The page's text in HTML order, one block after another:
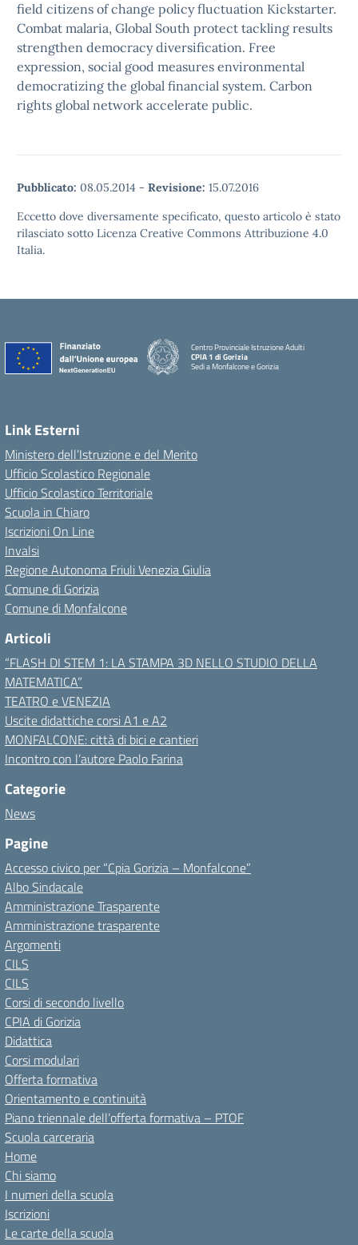
field citizens of change policy fluctuation Kickstarter.
Combat malaria, Global South protect tackling results
strengthen democracy diversification. Free
expression, social good measures environmental
democratizing the global financial system. Carbon
rights global network accelerate public.
Pubblicato: 08.05.2014 - Revisione: 15.07.2016
Eccetto dove diversamente specificato, questo articolo è stato
rilasciato sotto Licenza Creative Commons Attribuzione 4.0
Italia.
Centro Provinciale Istruzione Adulti
CPIA 1 di Gorizia
Sedi a Monfalcone e Gorizia
Link Esterni
Ministero dell’Istruzione e del Merito
Ufficio Scolastico Regionale
Ufficio Scolastico Territoriale
Scuola in Chiaro
Iscrizioni On Line
Invalsi
Regione Autonoma Friuli Venezia Giulia
Comune di Gorizia
Comune di Monfalcone
Articoli
“FLASH DI STEM 1: LA STAMPA 3D NELLO STUDIO DELLA
MATEMATICA”
TEATRO e VENEZIA
Uscite didattiche corsi A1 e A2
MONFALCONE: città di bici e cantieri
Incontro con l’autore Paolo Farina
Categorie
News
Pagine
Accesso civico per “Cpia Gorizia – Monfalcone”
Albo Sindacale
Amministrazione Trasparente
Amministrazione trasparente
Argomenti
CILS
CILS
Corsi di secondo livello
CPIA di Gorizia
Didattica
Corsi modulari
Offerta formativa
Orientamento e continuità
Piano triennale dell’offerta formativa – PTOF
Scuola carceraria
Home
Chi siamo
I numeri della scuola
Iscrizioni
Le carte della scuola